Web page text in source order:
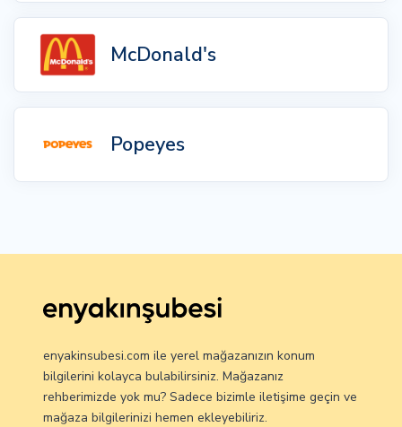
McDonald's
Popeyes
enyakinsubesi.com ile yerel mağazanızın konum
bilgilerini kolayca bulabilirsiniz. Mağazanız
rehberimizde yok mu? Sadece bizimle iletişime geçin ve
mağaza bilgilerinizi hemen ekleyebiliriz.